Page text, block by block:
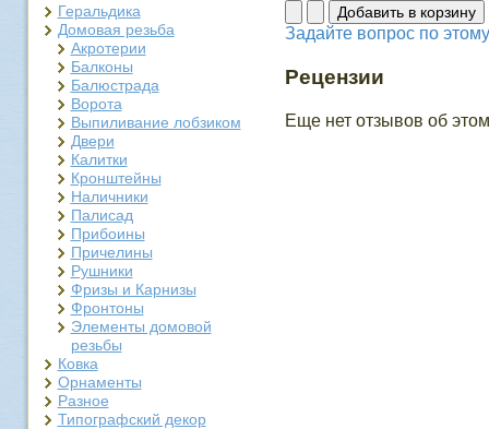
Геральдика
Домовая резьба
Акротерии
Балконы
Балюстрада
Ворота
Выпиливание лобзиком
Двери
Калитки
Кронштейны
Наличники
Палисад
Прибоины
Причелины
Рушники
Фризы и Карнизы
Фронтоны
Элементы домовой
резьбы
Ковка
Орнаменты
Разное
Типографский декор
Задайте вопрос по
Рецензии
Еще нет отзывов об